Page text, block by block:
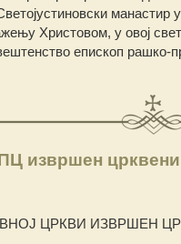
Христовом, у овој
епископ рашко-
извршен црквени
ЦРКВИ ИЗВРШЕН